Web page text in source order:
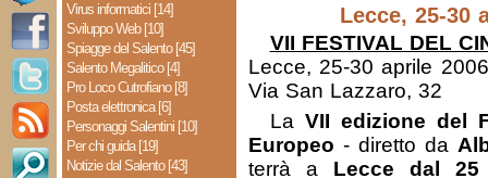
Virus informatici [14]
Sviluppo Web [10]
Spiagge del Salento [45]
Salento Megalitico [4]
Pro Loco Cutrofiano [8]
Posta elettronica [6]
Personaggi Salentini [10]
Per chi guida [19]
Notizie dal Salento [43]
Lecce, 25-30
VII FESTIVAL DEL
Lecce, 25-30 aprile
Via San Lazzaro, 32
La VII edizione del
Europeo - diretto da
terrà a Lecce dal